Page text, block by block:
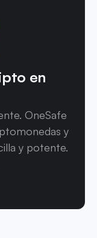
en
OneSafe
y
y potente.